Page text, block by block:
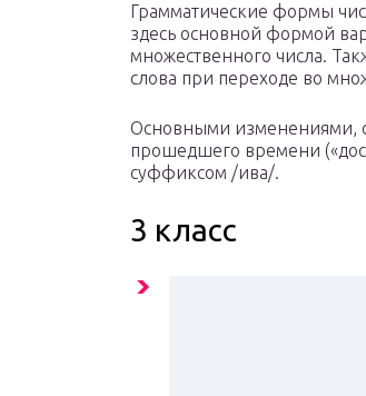
Грамматические формы
здесь основной формой
множественного числа.
слова при переходе во
Основными изменениями,
прошедшего времени
суффиксом /ива/.
3 класс